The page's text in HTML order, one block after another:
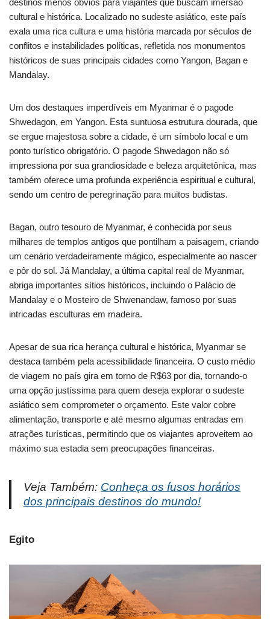
destinos menos óbvios para viajantes que buscam imersão
cultural e histórica. Localizado no sudeste asiático, este país
exala uma rica cultura e uma história marcada por séculos de
conflitos e instabilidades políticas, refletida nos monumentos
históricos de suas principais cidades como Yangon, Bagan e
Mandalay.
Um dos destaques imperdíveis em Myanmar é o pagode
Shwedagon, em Yangon. Esta suntuosa estrutura dourada, que
se ergue majestosa sobre a cidade, é um símbolo local e um
ponto turístico obrigatório. O pagode Shwedagon não só
impressiona por sua grandiosidade e beleza arquitetônica, mas
também oferece uma profunda experiência espiritual e cultural,
sendo um centro de peregrinação para muitos budistas.
Bagan, outro tesouro de Myanmar, é conhecida por seus
milhares de templos antigos que pontilham a paisagem, criando
um cenário verdadeiramente mágico, especialmente ao nascer
e pôr do sol. Já Mandalay, a última capital real de Myanmar,
abriga importantes sítios históricos, incluindo o Palácio de
Mandalay e o Mosteiro de Shwenandaw, famoso por suas
intricadas esculturas em madeira.
Apesar de sua rica herança cultural e histórica, Myanmar se
destaca também pela acessibilidade financeira. O custo médio
de viagem no país gira em torno de R$63 por dia, tornando-o
uma opção justíssima para quem deseja explorar o sudeste
asiático sem comprometer o orçamento. Este valor cobre
alimentação, transporte e até mesmo algumas entradas em
atrações turísticas, permitindo que os viajantes aproveitem ao
máximo sua estadia sem preocupações financeiras.
Veja Também: Conheça os fusos horários
dos principais destinos do mundo!
Egito